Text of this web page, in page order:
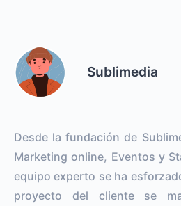
Sublimedia
Desde la fundación de
Marketing online, Eventos y
equipo experto se ha
proyecto del cliente se